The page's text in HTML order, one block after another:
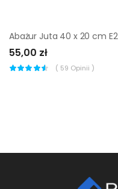
55,00 zł
( 59 Opinii )